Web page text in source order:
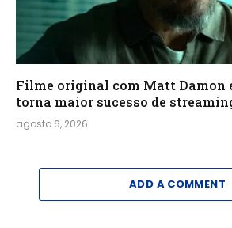
Filme original com Matt Damon
torna maior sucesso de
agosto 6, 2026
ADD A COMMENT